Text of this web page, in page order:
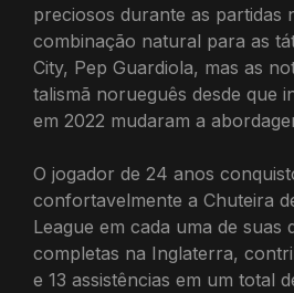
preciosos durante as partidas
combinação natural para as
City, Pep Guardiola, mas as
talismã norueguês desde que
em 2022 mudaram a
O jogador de 24 anos
confortavelmente a Chuteira
League em cada uma de suas
completas na Inglaterra,
e 13 assistências em um total